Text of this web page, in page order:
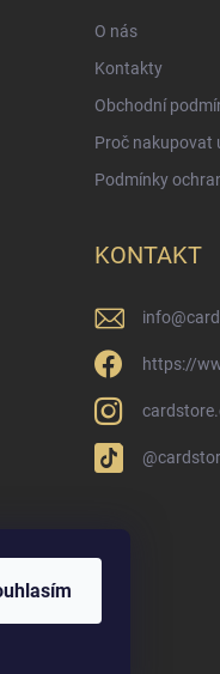
O nás
Kontakty
Obchodní
Proč nakupovat
Podmínky
KONTAKT
info@
https://